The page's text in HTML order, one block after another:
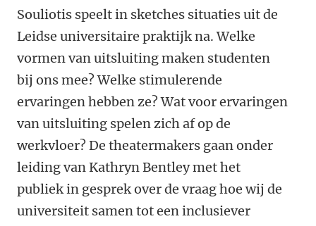
Souliotis speelt in sketches situaties uit de
Leidse universitaire praktijk na. Welke
vormen van uitsluiting maken studenten
bij ons mee? Welke stimulerende
ervaringen hebben ze? Wat voor ervaringen
van uitsluiting spelen zich af op de
werkvloer? De theatermakers gaan onder
leiding van Kathryn Bentley met het
publiek in gesprek over de vraag hoe wij de
universiteit samen tot een inclusiever